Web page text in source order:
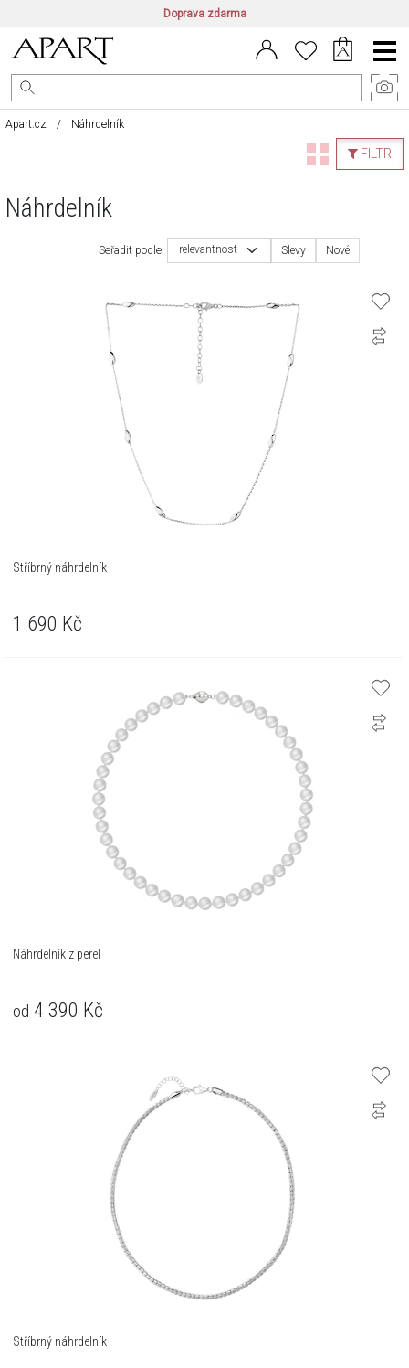
Doprava zdarma
CZ/CZK | EN/EUR PL/PLN
Main
Menu
Apart.cz Náhrdelník
FILTR
Náhrdelník
Seřadit podle: relevantnost Slevy Nové
Stříbrný náhrdelník
1 690 Kč
Náhrdelník z perel
od 4 390 Kč
Stříbrný náhrdelník